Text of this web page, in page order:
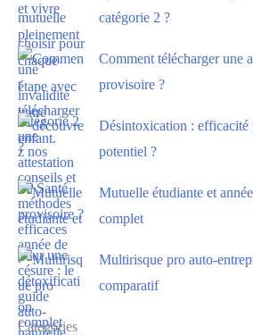
catégorie 2 ?
Comment télécharger une
provisoire ?
Désintoxication : efficacité
potentiel ?
Mutuelle étudiante et
complet
Multirisque pro auto-
comparatif
Categories